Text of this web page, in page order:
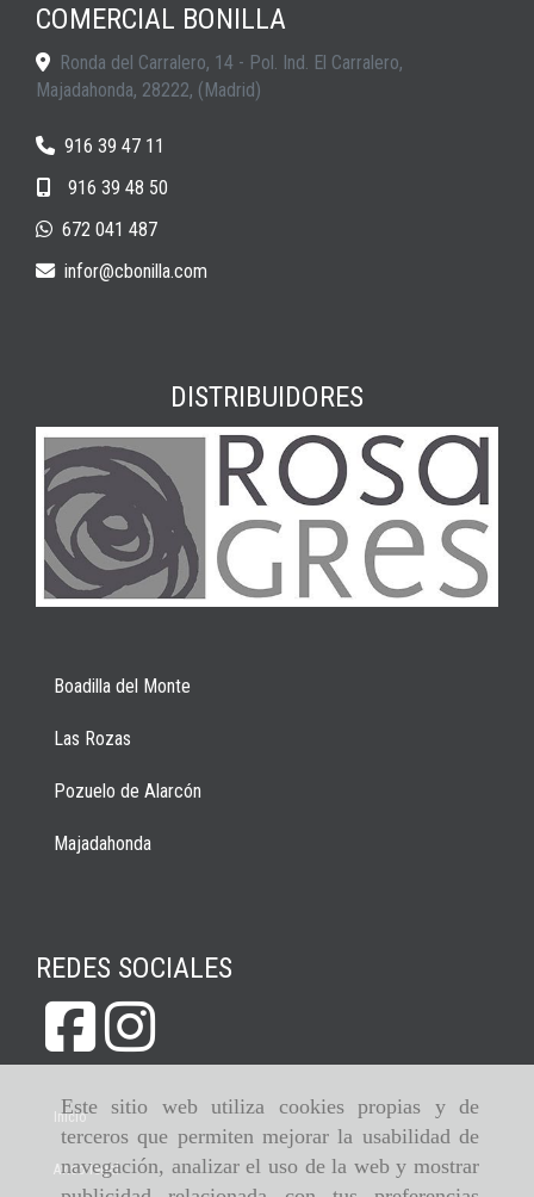
Este sitio web utiliza cookies propias y de
terceros que permiten mejorar la usabilidad de
navegación, analizar el uso de la web y mostrar
COMERCIAL BONILLA
Ronda del Carralero, 14 - Pol. Ind. El Carralero,
Majadahonda, 28222, (Madrid)
916 39 47 11
916 39 48 50
672 041 487
infor
cbonilla.com
DISTRIBUIDORES
Boadilla del Monte
Las Rozas
Pozuelo de Alarcón
Majadahonda
REDES SOCIALES
Inicio
Aviso legal